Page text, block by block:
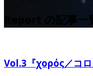
Report の記事一
Vol.3『χορός／コ